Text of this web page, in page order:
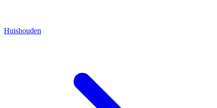
Huishouden